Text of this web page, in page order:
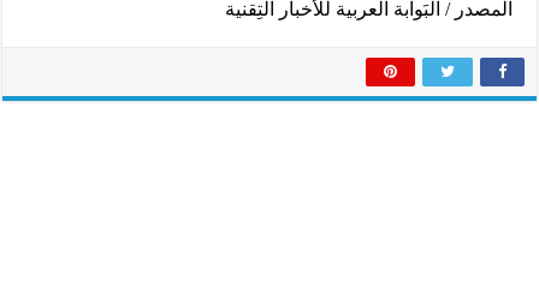
المصدر / البَوابة العربية للأخبار التِقنية